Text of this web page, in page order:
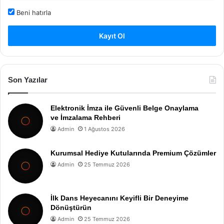
Beni hatırla
Kayıt Ol
Son Yazılar
Elektronik İmza ile Güvenli Belge Onaylama
ve İmzalama Rehberi
Admin 1 Ağustos 2026
Kurumsal Hediye Kutularında Premium Çözümler
Admin 25 Temmuz 2026
İlk Dans Heyecanını Keyifli Bir Deneyime
Dönüştürün
Admin 25 Temmuz 2026